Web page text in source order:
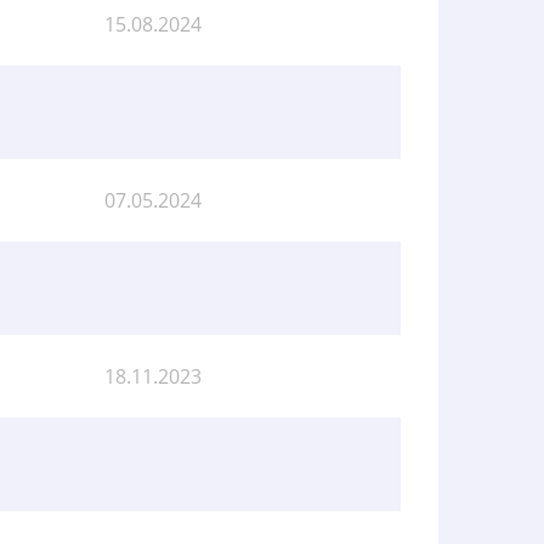
15.08.2024
07.05.2024
18.11.2023